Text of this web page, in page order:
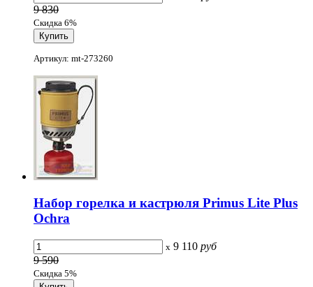
9 830
Скидка 6%
Артикул: mt-273260
Набор горелка и кастрюля Primus Lite Plus
Ochra
x 9 110 руб
9 590
Скидка 5%